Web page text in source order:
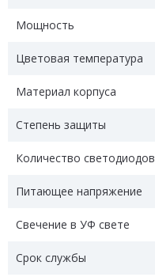
Мощность
Цветовая температура
Материал корпуса
Степень защиты
Количество светодиодов
Питающее напряжение
Свечение в УФ свете
Срок службы